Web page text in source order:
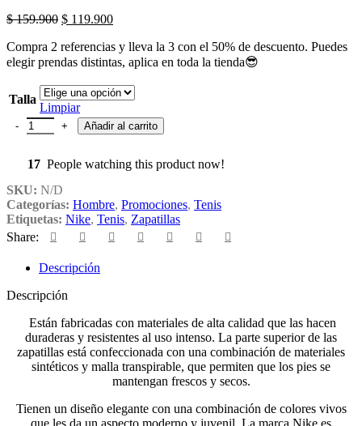
$159.900 $ 119.900
Compra 2 referencias y lleva la 3 con el 50% de descuento. Puedes
elegir prendas distintas, aplica en toda la tienda😎
Talla
Limpiar
Añadir al carrito
17 People watching this product now!
SKU: N/D
Categorías: Hombre, Promociones, Tenis
Etiquetas: Nike, Tenis, Zapatillas
Share:
Descripción
Descripción
Están fabricadas con materiales de alta calidad que las hacen
duraderas y resistentes al uso intenso. La parte superior de las
zapatillas está confeccionada con una combinación de materiales
sintéticos y malla transpirable, que permiten que los pies se
mantengan frescos y secos.
Tienen un diseño elegante con una combinación de colores vivos